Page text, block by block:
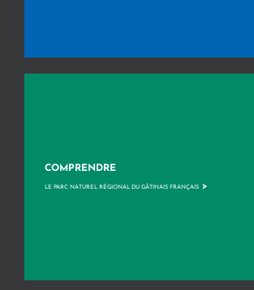
COMPRENDRE
LE PARC NATUREL RÉGIONAL DU GÂTINAIS FRANÇAIS >